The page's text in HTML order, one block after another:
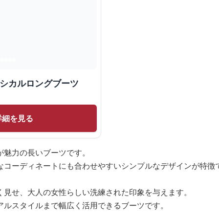
カルロングブーツ
を見る
力の長いブーツです。
ーディネートにも合わせやすいシンプルなデザインが特徴
せ、大人の女性らしい洗練された印象を与えます。
スタイルまで幅広く活用できるブーツです。